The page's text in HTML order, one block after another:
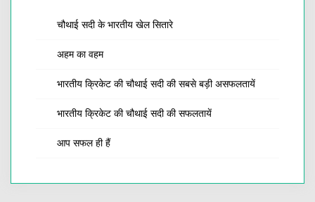
चौथाई सदी के भारतीय खेल सितारे
अहम का वहम
भारतीय क्रिकेट की चौथाई सदी की सबसे बड़ी असफलतायें
भारतीय क्रिकेट की चौथाई सदी की सफलतायें
आप सफल ही हैं